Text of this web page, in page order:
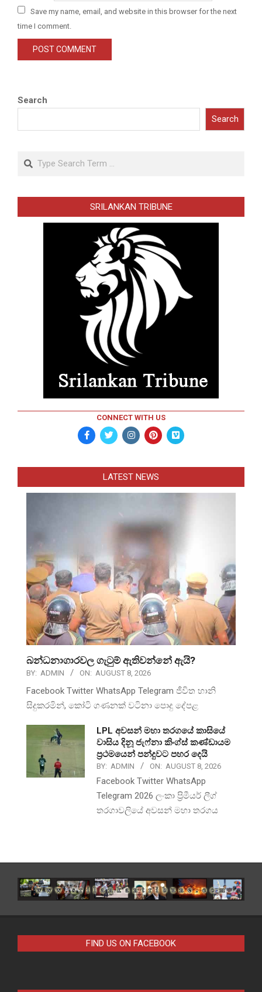
Save my name, email, and website in this browser for the next
time I comment.
Search
Search
Search
SRILANKAN TRIBUNE
CONNECT WITH US
LATEST NEWS
බන්ධනාගාරවල ගැටුම් ඇතිවන්නේ ඇයි?
BY: ADMIN ON: AUGUST 8, 2026
Facebook Twitter WhatsApp Telegram ජීවිත හානි
සිදුකරමින්, කෝටි ගණනක් වටිනා පොදු දේපළ
LPL අවසන් මහා තරගයේ කාසියේ
වාසිය දිනූ ජැෆ්නා කිංග්ස් කණ්ඩායම
ප්‍රථමයෙන් පන්දුවට පහර දෙයි
BY: ADMIN ON: AUGUST 8, 2026
Facebook Twitter WhatsApp
Telegram 2026 ලංකා ප්‍රිමීයර් ලීග්
තරගාවලියේ අවසන් මහා තරගය
FIND US ON FACEBOOK